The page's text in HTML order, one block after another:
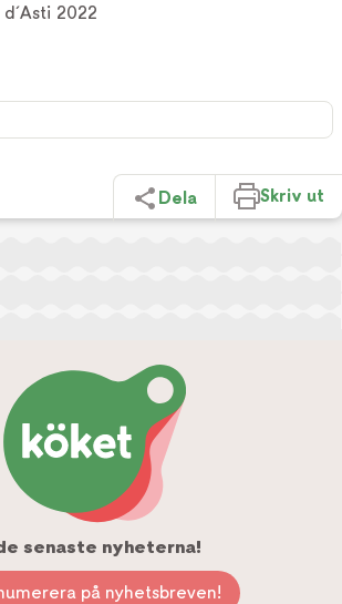
2022
Dela Skriv ut
senaste nyheterna!
på nyhetsbreven!